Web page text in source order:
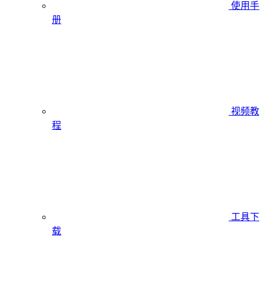
使用手
册
视频教
程
工具下
载